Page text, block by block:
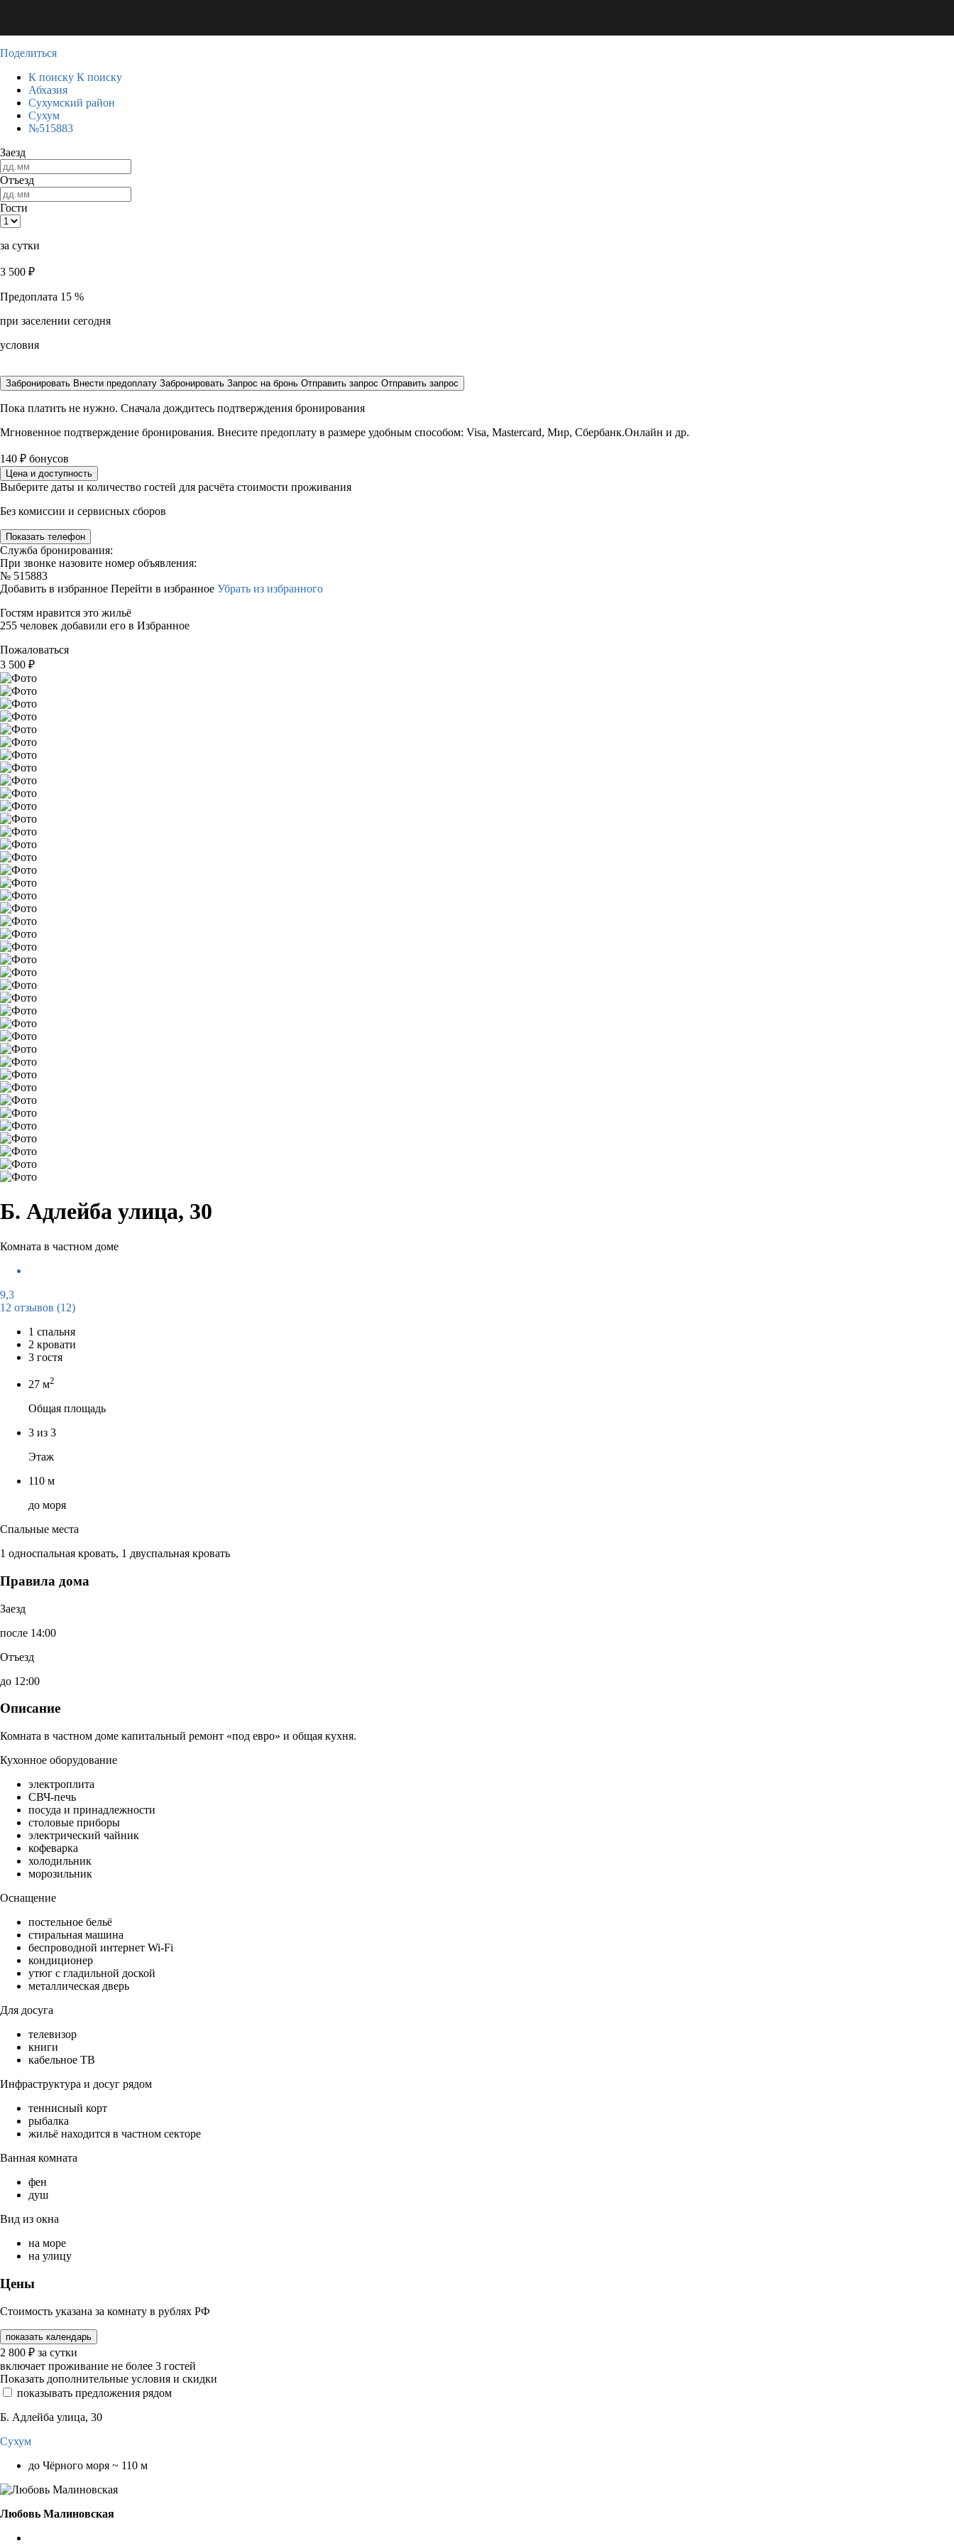
Поделиться
К поиску К поиску
Абхазия
Сухумский район
Сухум
№515883
Заезд
Отъезд
Гости
за сутки
3 500 ₽
Предоплата 15 %
при заселении сегодня
условия
Забронировать Внести предоплату Забронировать Запрос на бронь Отправить запрос Отправить запрос
Пока платить не нужно. Сначала дождитесь подтверждения бронирования
Мгновенное подтверждение бронирования. Внесите предоплату в размере удобным способом: Visa, Mastercard, Мир, Сбербанк.Онлайн и др.
140 ₽ бонусов
Цена и доступность
Выберите даты и количество гостей для расчёта стоимости проживания
Без комиссии и сервисных сборов
Показать телефон
Служба бронирования:
При звонке назовите номер объявления:
№ 515883
Добавить в избранное Перейти в избранное Убрать из избранного
Гостям нравится это жильё
255 человек добавили его в Избранное
Пожаловаться
3 500 ₽
Б. Адлейба улица, 30
Комната в частном доме
9,3
12 отзывов (12)
1 спальня
2 кровати
3 гостя
27 м2
Общая площадь
3 из 3
Этаж
110 м
до моря
Спальные места
1 односпальная кровать, 1 двуспальная кровать
Правила дома
Заезд
после 14:00
Отъезд
до 12:00
Описание
Комната в частном доме капитальный ремонт «под евро» и общая кухня.
Кухонное оборудование
электроплита
СВЧ-печь
посуда и принадлежности
столовые приборы
электрический чайник
кофеварка
холодильник
морозильник
Оснащение
постельное бельё
стиральная машина
беспроводной интернет Wi-Fi
кондиционер
утюг с гладильной доской
металлическая дверь
Для досуга
телевизор
книги
кабельное ТВ
Инфраструктура и досуг рядом
теннисный корт
рыбалка
жильё находится в частном секторе
Ванная комната
фен
душ
Вид из окна
на море
на улицу
Цены
Стоимость указана за комнату в рублях РФ
показать календарь
2 800 ₽ за сутки
включает проживание не более 3 гостей
Показать дополнительные условия и скидки
показывать предложения рядом
Б. Адлейба улица, 30
Сухум
до Чёрного моря ~ 110 м
Любовь Малиновская